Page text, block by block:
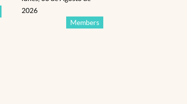
Members
2026